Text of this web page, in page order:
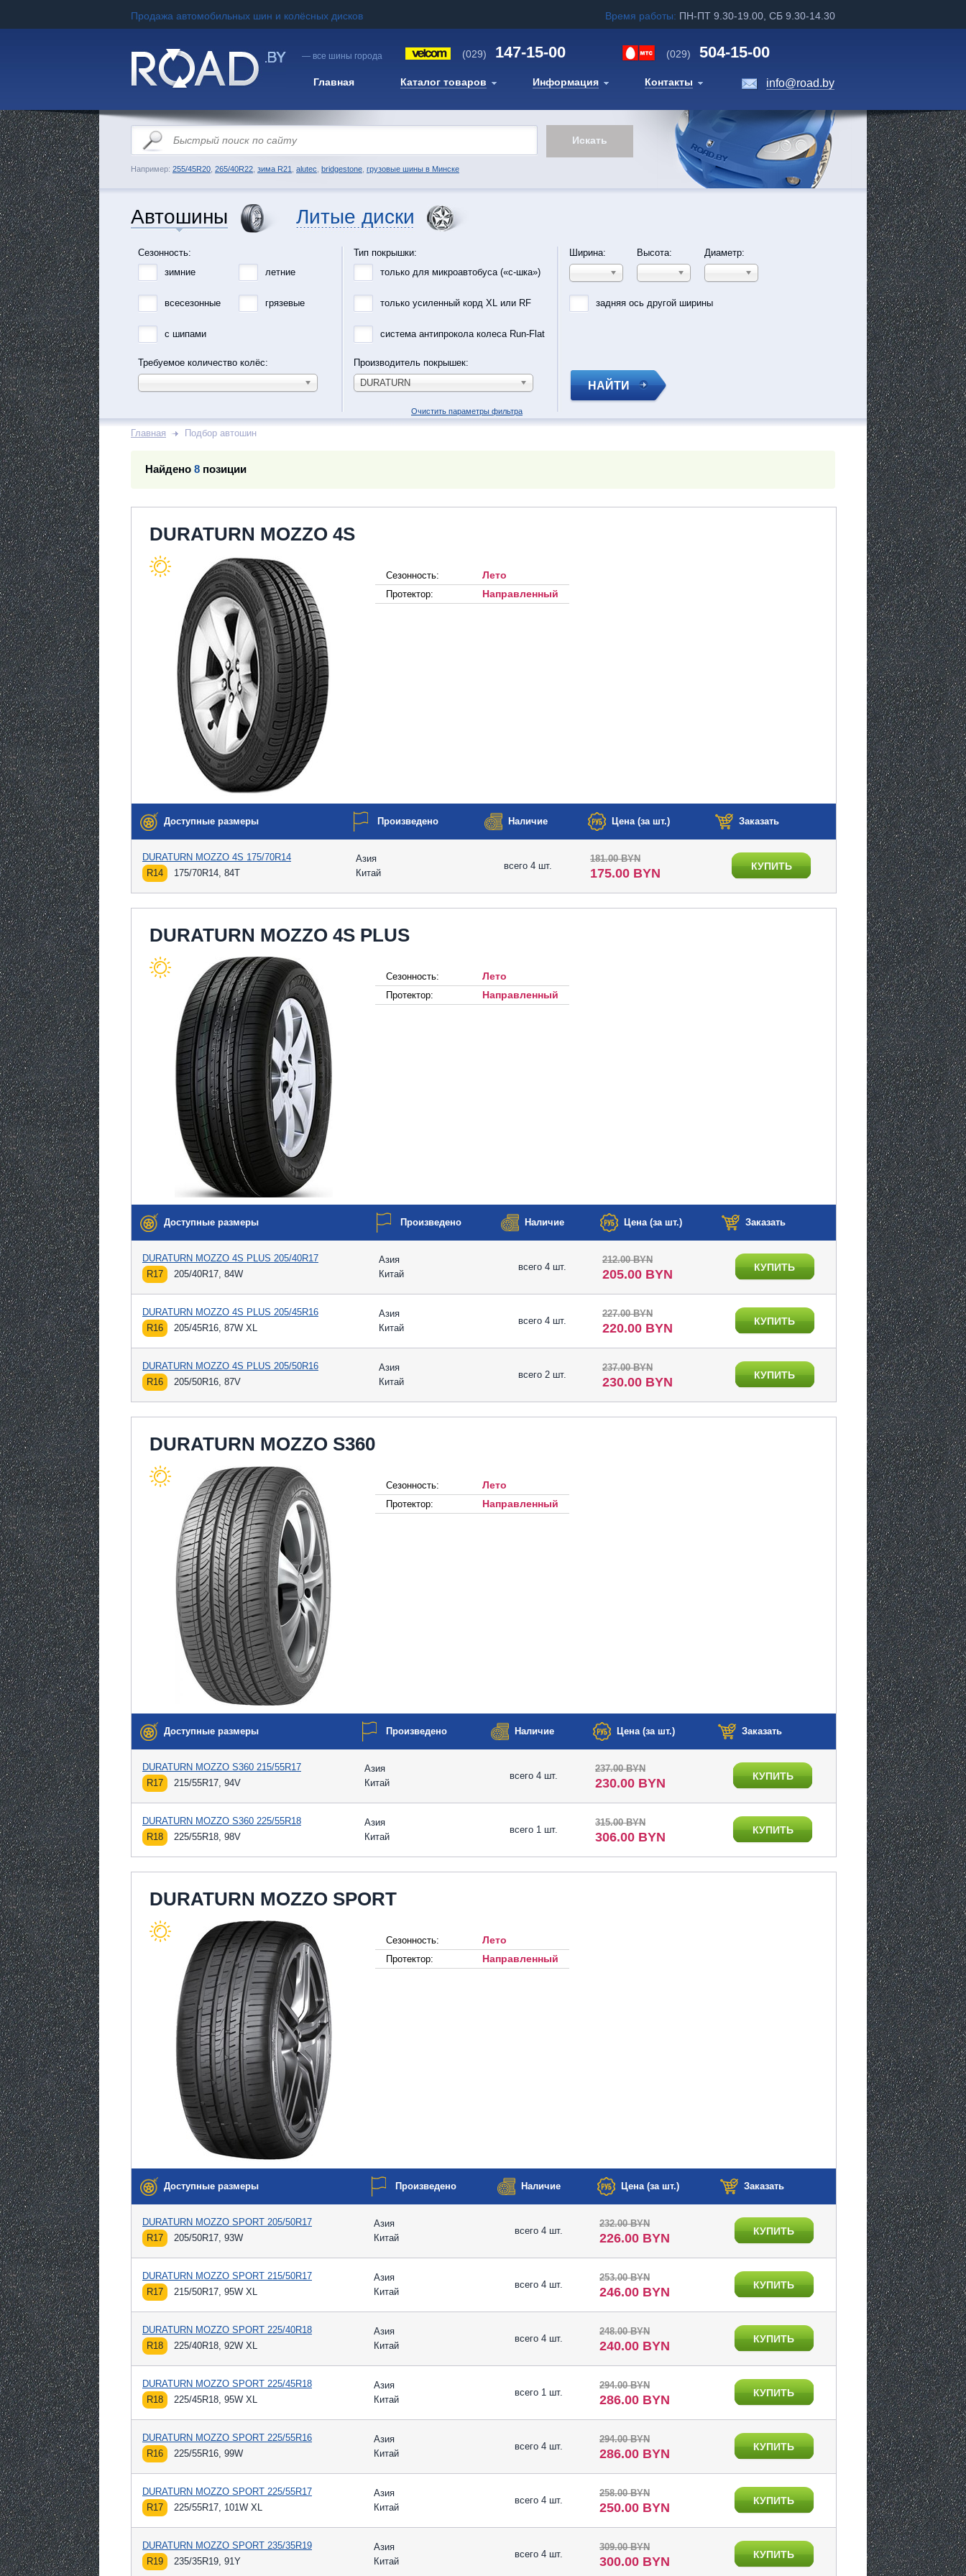
Продажа автомобильных шин и колёсных дисков Время работы: ПН-ПТ 9.30-19.00, СБ 9.30-14.30
— все шины города (029) 147-15-00 (029) 504-15-00
Главная Каталог товаров Информация Контакты info@road.by
Например: 255/45R20 265/40R22 зима R21 alutec bridgestone грузовые шины в Минске
Автошины Литые диски
Сезонность:
зимние
летние
всесезонные грязевые
с шипами
Требуемое количество колёс:
Тип покрышки:
только для микроавтобуса («с-шка»)
только усиленный корд XL или RF
система антипрокола колеса Run-Flat
Производитель покрышек:
DURATURN
Ширина: Высота: Диаметр:
задняя ось другой ширины
НАЙТИ
Очистить параметры фильтра
Главная Подбор автошин
Найдено 8 позиции
DURATURN MOZZO 4S
Сезонность: Лето
Протектор: Направленный
Доступные размеры Произведено Наличие Цена (за шт.) Заказать
DURATURN MOZZO 4S 175/70R14
R14
175/70R14, 84T
Азия
Китай
всего 4 шт.
181.00 BYN
175.00 BYN КУПИТЬ
DURATURN MOZZO 4S PLUS
Сезонность: Лето
Протектор: Направленный
Доступные размеры Произведено Наличие Цена (за шт.) Заказать
DURATURN MOZZO 4S PLUS 205/40R17
R17
205/40R17, 84W
Азия
Китай
всего 4 шт.
212.00 BYN
205.00 BYN КУПИТЬ
DURATURN MOZZO 4S PLUS 205/45R16
R16
205/45R16, 87W XL
Азия
Китай
всего 4 шт.
227.00 BYN
220.00 BYN КУПИТЬ
DURATURN MOZZO 4S PLUS 205/50R16
R16
205/50R16, 87V
Азия
Китай
всего 2 шт.
237.00 BYN
230.00 BYN КУПИТЬ
DURATURN MOZZO S360
Сезонность: Лето
Протектор: Направленный
Доступные размеры Произведено Наличие Цена (за шт.) Заказать
DURATURN MOZZO S360 215/55R17
R17
215/55R17, 94V
Азия
Китай
всего 4 шт.
237.00 BYN
230.00 BYN КУПИТЬ
DURATURN MOZZO S360 225/55R18
R18
225/55R18, 98V
Азия
Китай
всего 1 шт.
315.00 BYN
306.00 BYN КУПИТЬ
DURATURN MOZZO SPORT
Сезонность: Лето
Протектор: Направленный
Доступные размеры Произведено Наличие Цена (за шт.) Заказать
DURATURN MOZZO SPORT 205/50R17
R17
205/50R17, 93W
Азия
Китай
всего 4 шт.
232.00 BYN
226.00 BYN КУПИТЬ
DURATURN MOZZO SPORT 215/50R17
R17
215/50R17, 95W XL
Азия
Китай
всего 4 шт.
253.00 BYN
246.00 BYN КУПИТЬ
DURATURN MOZZO SPORT 225/40R18
R18
225/40R18, 92W XL
Азия
Китай
всего 4 шт.
248.00 BYN
240.00 BYN КУПИТЬ
DURATURN MOZZO SPORT 225/45R18
R18
225/45R18, 95W XL
Азия
Китай
всего 1 шт.
294.00 BYN
286.00 BYN КУПИТЬ
DURATURN MOZZO SPORT 225/55R16
R16
225/55R16, 99W
Азия
Китай
всего 4 шт.
294.00 BYN
286.00 BYN КУПИТЬ
DURATURN MOZZO SPORT 225/55R17
R17
225/55R17, 101W XL
Азия
Китай
всего 4 шт.
258.00 BYN
250.00 BYN КУПИТЬ
DURATURN MOZZO SPORT 235/35R19
R19
235/35R19, 91Y
Азия
Китай
всего 4 шт.
309.00 BYN
300.00 BYN КУПИТЬ